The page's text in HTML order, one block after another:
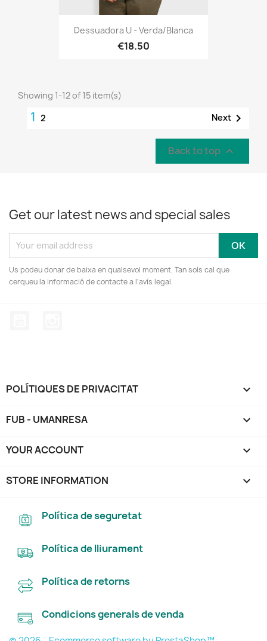
Dessuadora U - Verda/blanca
€18.50
Showing 1-12 of 15 item(s)
1 2 Next 
Back to top 
Get our latest news and special sales
Us podeu donar de baixa en qualsevol moment. Tan sols cal que
cerqueu la informació de contacte a l'avís legal.
POLÍTIQUES DE PRIVACITAT 
FUB - UMANRESA 
YOUR ACCOUNT 
STORE INFORMATION keyboard_arrow_down
Política de seguretat
Política de lliurament
Política de retorns
Condicions generals de venda